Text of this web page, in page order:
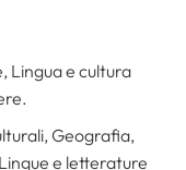
Lingua e cultura
Geografia,
e letterature